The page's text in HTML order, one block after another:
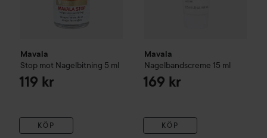
Mavala
Stop mot Nagelbitning 5 ml
119 kr
KÖP
Mavala
Nagelbandscreme 15 ml
169 kr
KÖP